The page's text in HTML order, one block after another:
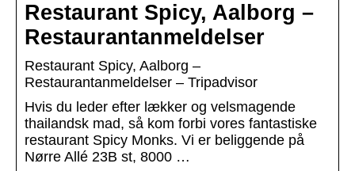
Restaurant Spicy, Aalborg –
Restaurantanmeldelser
Restaurant Spicy, Aalborg –
Restaurantanmeldelser – Tripadvisor
Hvis du leder efter lækker og velsmagende
thailandsk mad, så kom forbi vores fantastiske
restaurant Spicy Monks. Vi er beliggende på
Nørre Allé 23B st, 8000 …